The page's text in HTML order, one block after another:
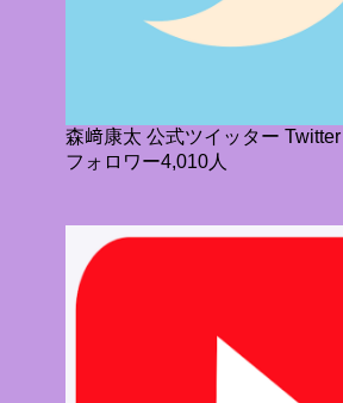
森﨑康太 公式ツイッター Twitter
フォロワー4,010人